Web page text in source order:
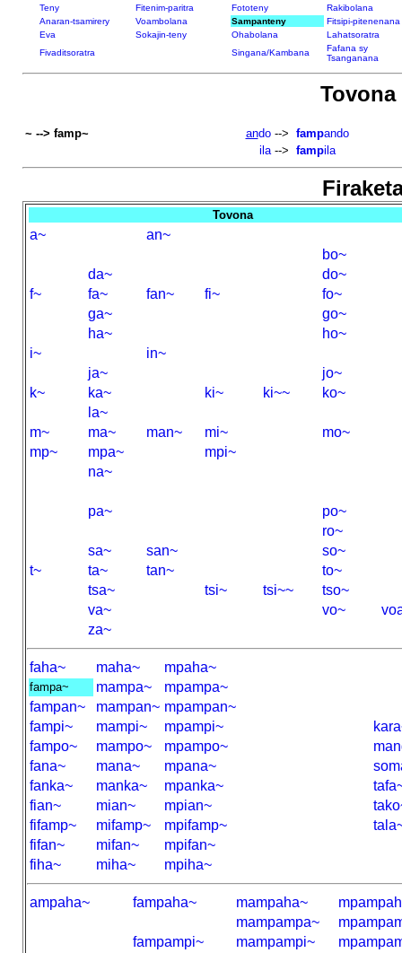
Teny Fitenim-paritra Fototeny
Rakibolana
Anaran-tsamirery
Voambolana Sampanteny
Fitsipi-pitenenana
Eva
Sokajin-teny Ohabolana
Lahatsoratra
Fivaditsoratra
Singana/Kambana
Fafana sy
Tsanganana
Tovona
~ --> famp~ ando--> fampando
ila--> fampila
Tovona
a~
an~
bo~
da~
do~
f~
fa~ fan~ fi~
fo~
ga~
go~
ha~
ho~
i~
in~
ja~
jo~
k~
ka~ ki~ ki~~
ko~
la~
m~
ma~ man~ mi~
mo~
mp~
mpa~
mpi~
na~
pa~
po~
ro~
sa~
san~
so~
t~
ta~ tan~
to~
tsa~
tsi~ tsi~~
tso~
va~
vo~
za~
faha~ maha~ mpaha~
fampa~ mampa~
mpampa~
fampan~
mampan~ mpampan~
fampi~
mampi~ mpampi~
fampo~
mampo~ mpampo~
fana~
mana~ mpana~
fanka~
manka~ mpanka~
fian~
mian~ mpian~
fifamp~
mifamp~ mpifamp~
fifan~
mifan~
mpifan~
fiha~
miha~ mpiha~
ampaha~ fampaha~ mampaha~
mampampa~
fampampi~
mampampi~